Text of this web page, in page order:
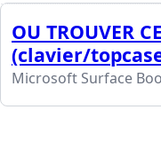
OU TROUVER
(clavier/
Microsoft Surface